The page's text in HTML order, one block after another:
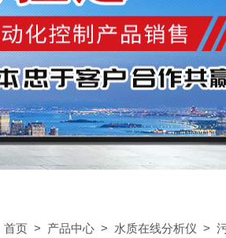
首页 > 产品中心 > 水质在线分析仪 >